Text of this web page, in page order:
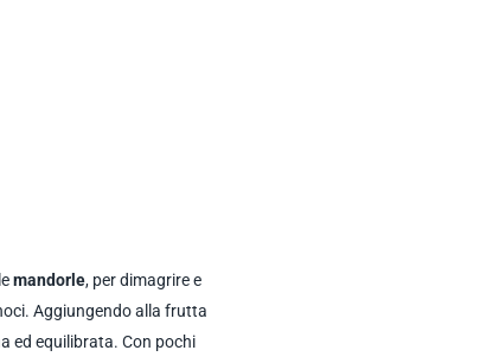
mandorle, per dimagrire e
Aggiungendo alla frutta
ed equilibrata. Con pochi